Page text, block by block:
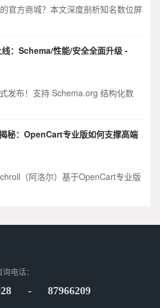
官方商城？本文深度剖析知名数位屏
：Schema/性能/安全全面升级 -
发布！支持 Schema.org 结构化数
秘：OpenCart专业版如何支撑高端
（阿洛尔）基于OpenCart专业版
询电话：
- 87966209